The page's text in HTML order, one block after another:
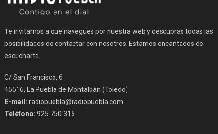
Te invitamos a que navegues por nuestra web y descubras todas las
posibilidades de contactar con nosotros. Estamos encantados de
escucharte.
C/ San Francisco, 6
45516, La Puebla de Montalbán (Toledo)
E-mail: radiopuebla@radiopuebla.com
Teléfono: 925 750 315